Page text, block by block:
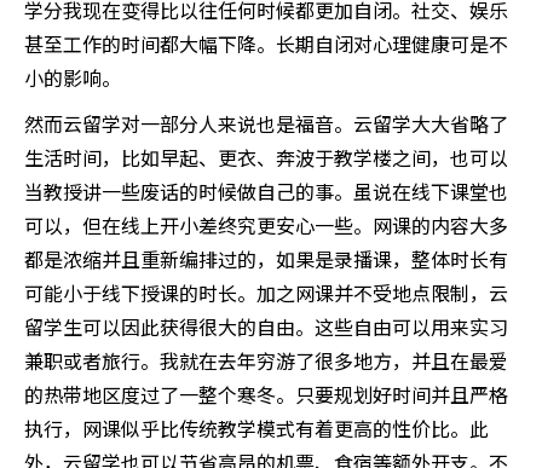
学分我现在变得比以往任何时候都更加自闭。社交、娱乐
甚至工作的时间都大幅下降。长期自闭对心理健康可是不
小的影响。
然而云留学对一部分人来说也是福音。云留学大大省略了
生活时间，比如早起、更衣、奔波于教学楼之间，也可以
当教授讲一些废话的时候做自己的事。虽说在线下课堂也
可以，但在线上开小差终究更安心一些。网课的内容大多
都是浓缩并且重新编排过的，如果是录播课，整体时长有
可能小于线下授课的时长。加之网课并不受地点限制，云
留学生可以因此获得很大的自由。这些自由可以用来实习
兼职或者旅行。我就在去年穷游了很多地方，并且在最爱
的热带地区度过了一整个寒冬。只要规划好时间并且严格
执行，网课似乎比传统教学模式有着更高的性价比。此